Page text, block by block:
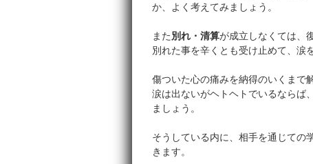
か、よく考えてみましょう。
また別れ・清算が成立しなくては、
別れた事を辛くとも受け止めて、涙
傷ついた心の痛みを納得のいくまで
涙は出ないがヘトヘトでいるならば
ましょう。
そうしている内に、相手を通じての
きます。